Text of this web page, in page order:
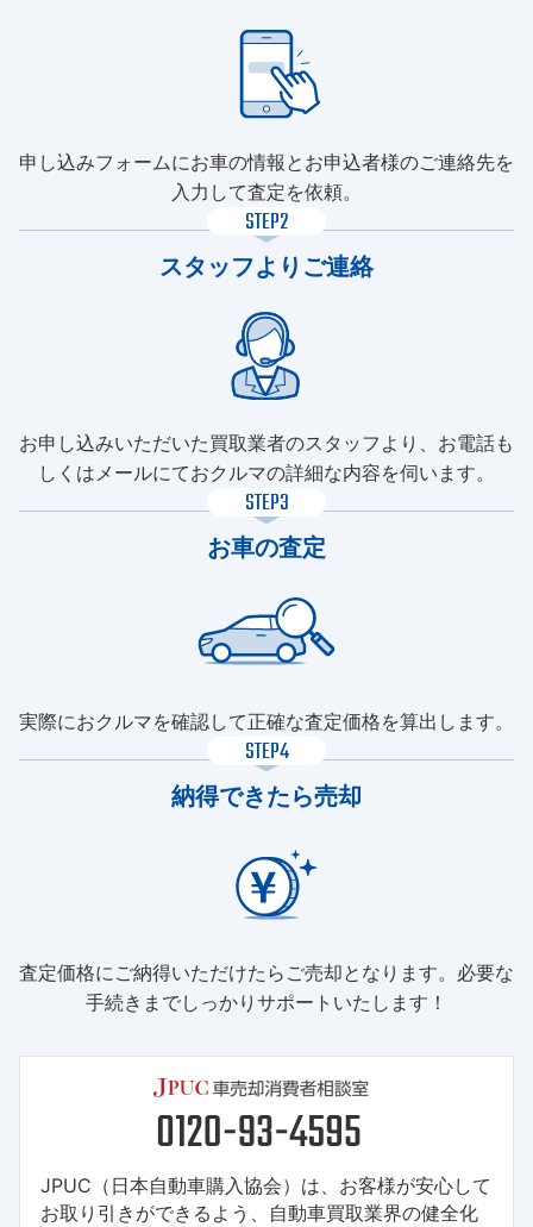
申し込みフォームにお車の情報とお申込者様のご連絡先を
入力して査定を依頼。
STEP2
スタッフよりご連絡
お申し込みいただいた買取業者のスタッフより、お電話も
しくはメールにておクルマの詳細な内容を伺います。
STEP3
お車の査定
実際におクルマを確認して正確な査定価格を算出します。
STEP4
納得できたら売却
査定価格にご納得いただけたらご売却となります。必要な
手続きまでしっかりサポートいたします！
JPUC（日本自動車購入協会）は、お客様が安心して
お取り引きができるよう、自動車買取業界の健全化